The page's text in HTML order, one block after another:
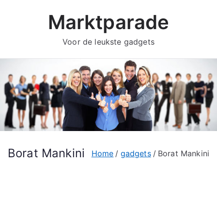
Marktparade
Voor de leukste gadgets
Borat Mankini Home gadgets Borat Mankini